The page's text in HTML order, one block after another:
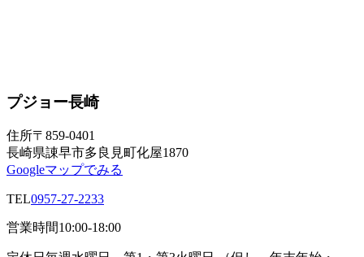
プジョー長崎
住所〒859-0401
長崎県諌早市多良見町化屋1870
Googleマップでみる
TEL0957-27-2233
営業時間10:00-18:00